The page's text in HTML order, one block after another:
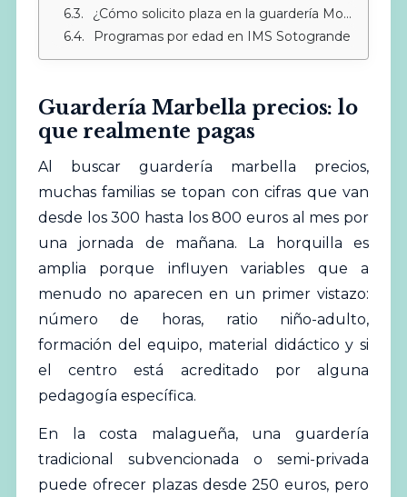
¿Cómo solicito plaza en la guardería Montessori de Sotogrande?
Programas por edad en IMS Sotogrande
Guardería Marbella precios: lo
que realmente pagas
Al buscar guardería marbella precios,
muchas familias se topan con cifras que van
desde los 300 hasta los 800 euros al mes por
una jornada de mañana. La horquilla es
amplia porque influyen variables que a
menudo no aparecen en un primer vistazo:
número de horas, ratio niño-adulto,
formación del equipo, material didáctico y si
el centro está acreditado por alguna
pedagogía específica.
En la costa malagueña, una guardería
tradicional subvencionada o semi-privada
puede ofrecer plazas desde 250 euros, pero